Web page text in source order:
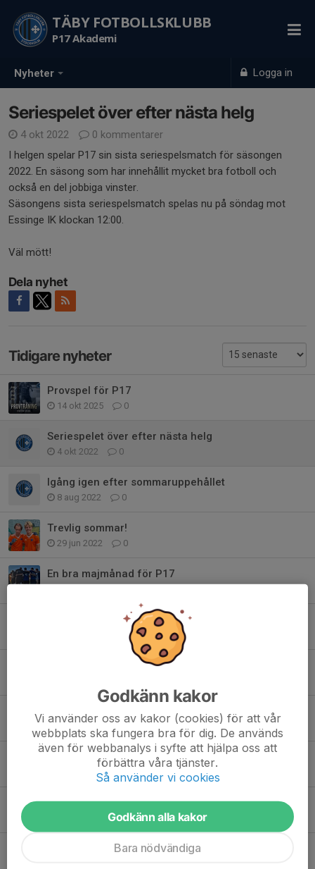
Nyheter Logga in
TÄBY FOTBOLLSKLUBB
P17 Akademi
Seriespelet över efter nästa helg
4 okt 2022
0 kommentarer
I helgen spelar P17 sin sista seriespelsmatch för säsongen
2022. En säsong som har innehållit mycket bra fotboll och
också en del jobbiga vinster.
Säsongens sista seriespelsmatch spelas nu på söndag mot
Essinge IK klockan 12:00.
Väl mött!
Dela nyhet
Tidigare nyheter
Provspel för P17
14 okt 2025 0
Seriespelet över efter nästa helg
4 okt 2022 0
Igång igen efter sommaruppehållet
8 aug 2022 0
Trevlig sommar!
29 jun 2022 0
En bra majmånad för P17
Helgens match finns nu att titta på
0
Fortsatta träningar på Vikingavallen under v.18
Normallunken under våren har infunnit sig
2 maj 2022 0
Helgens match finns nu publicerad på VEO
28 mar 2022
Ligacupen 2022 färdigspelad
14 mar 2022 0
Veckans matcher går nu att titta på!
Godkänn kakor
Vi använder oss av kakor (cookies) för att vår
webbplats ska fungera bra för dig. De används
även för webbanalys i syfte att hjälpa oss att
förbättra våra tjänster.
Så använder vi cookies
Godkänn alla kakor
Bara nödvändiga